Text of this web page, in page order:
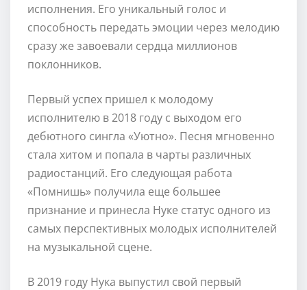
исполнения. Его уникальный голос и
способность передать эмоции через мелодию
сразу же завоевали сердца миллионов
поклонников.
Первый успех пришел к молодому
исполнителю в 2018 году с выходом его
дебютного сингла «Уютно». Песня мгновенно
стала хитом и попала в чарты различных
радиостанций. Его следующая работа
«Помнишь» получила еще большее
признание и принесла Нуке статус одного из
самых перспективных молодых исполнителей
на музыкальной сцене.
В 2019 году Нука выпустил свой первый